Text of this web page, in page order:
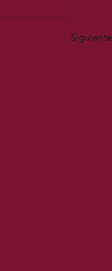
Siguiente